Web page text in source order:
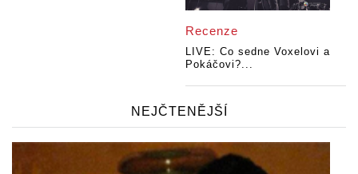
Recenze
LIVE: Co sedne Voxelovi a
Pokáčovi?...
NEJČTENĚJŠÍ